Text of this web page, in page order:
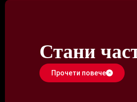
Стани
Прочети повече